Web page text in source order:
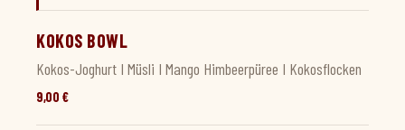
KOKOS BOWL
Kokos-Joghurt I Müsli I Mango Himbeerpüree I Kokosflocken
9,00 €